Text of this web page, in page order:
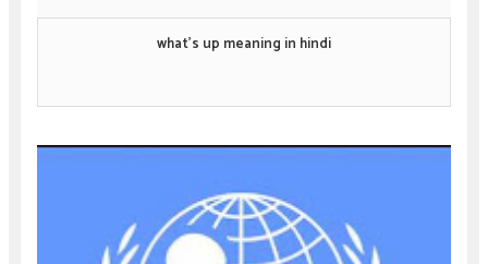
what's up meaning in hindi